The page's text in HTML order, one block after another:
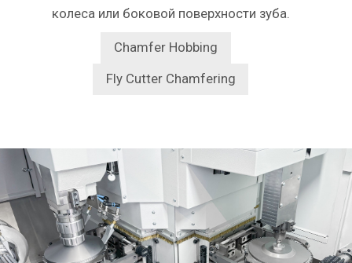
колеса или боковой поверхности зуба.
Chamfer Hobbing
Fly Cutter Chamfering